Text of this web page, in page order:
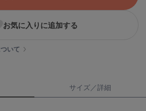
お気に入りに追加する
いて
サイズ／詳細